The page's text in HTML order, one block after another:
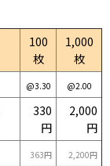
100
枚
1,000
枚
@3.30 @2.00
330
円
2,000
円
363円 2,200円